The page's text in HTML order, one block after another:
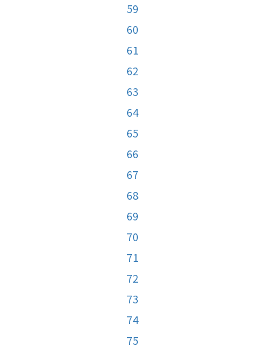
59
60
61
62
63
64
65
66
67
68
69
70
71
72
73
74
75